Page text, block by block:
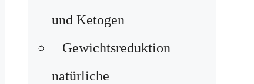
und Ketogen
Gewichtsreduktion
natürliche